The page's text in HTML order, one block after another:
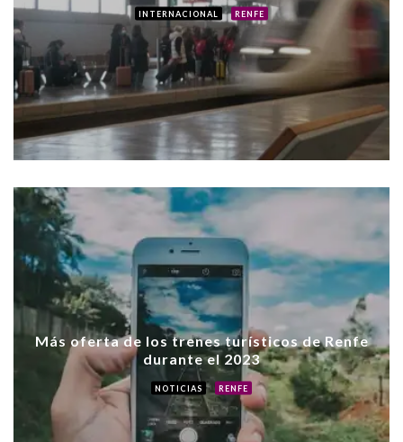
INTERNACIONAL RENFE
Más oferta de los trenes turísticos de Renfe
durante el 2023
NOTICIAS RENFE